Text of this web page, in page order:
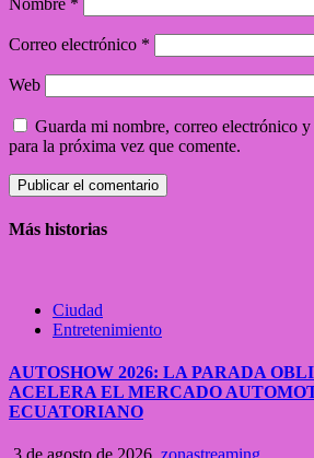
Nombre *
Correo electrónico *
Web
Guarda mi nombre, correo electrónico
para la próxima vez que comente.
Más historias
Ciudad
Entretenimiento
AUTOSHOW 2026: LA PARADA
ACELERA EL MERCADO
ECUATORIANO